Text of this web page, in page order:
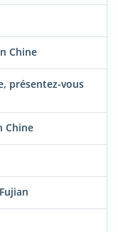
Chine
présentez-vous
Chine